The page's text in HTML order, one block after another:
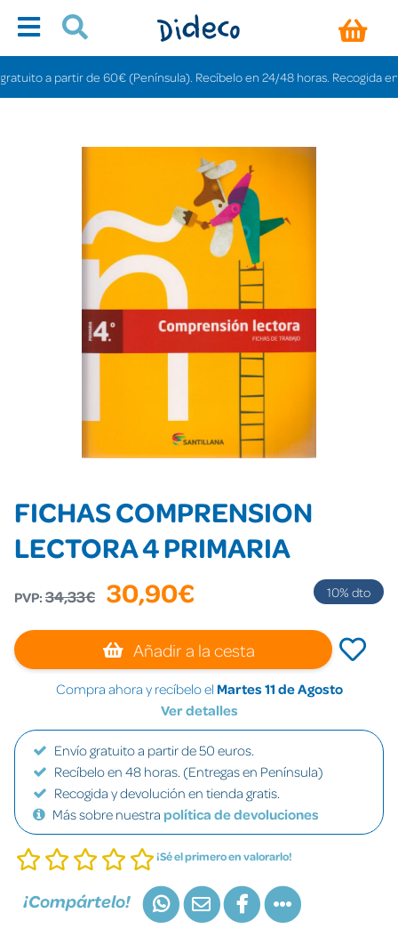
a partir de 60€ (Península). Recíbelo en 24/48 horas. Recogida en
FICHAS COMPRENSION
LECTORA 4 PRIMARIA
PVP: 34,33€ 30,90€ 10% dto
Añadir a la cesta
Compra ahora y recíbelo el Martes 11 de Agosto
Ver detalles
Envío gratuito a partir de 50 euros.
Recíbelo en 48 horas. (Entregas en Península)
Recogida y devolución en tienda gratis.
Más sobre nuestra política de devoluciones
¡Sé el primero en valorarlo!
¡Compártelo!